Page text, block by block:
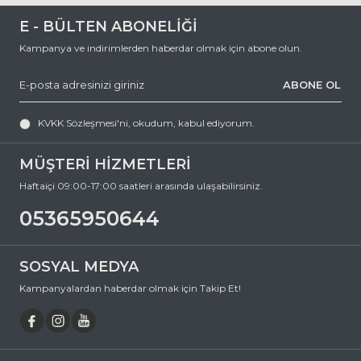
MÜŞTERİ HİZMETLERİ
Haftaiçi 09:00-17:00 saatleri arasında ulaşabilirsiniz.
05365950644
E - BÜLTEN ABONELİĞİ
Kampanya ve indirimlerden haberdar olmak için abone olun.
ABONE OL
KVKK Sözleşmesi'ni, okudum, kabul ediyorum.
SOSYAL MEDYA
Kampanyalardan haberdar olmak için Takip Et!